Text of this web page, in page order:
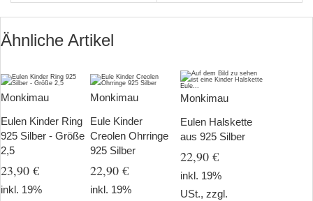
Ähnliche Artikel
Monkimau
Eulen Kinder Ring
925 Silber - Größe
2,5
23,90 €
inkl. 19%
Monkimau
Eule Kinder
Creolen Ohrringe
925 Silber
22,90 €
inkl. 19%
Monkimau
Eulen Halskette
aus 925 Silber
22,90 €
inkl. 19%
USt., zzgl.